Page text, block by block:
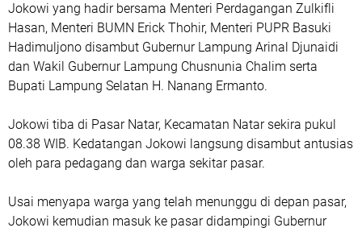
Jokowi yang hadir bersama Menteri Perdagangan Zulkifli
Hasan, Menteri BUMN Erick Thohir, Menteri PUPR Basuki
Hadimuljono disambut Gubernur Lampung Arinal Djunaidi
dan Wakil Gubernur Lampung Chusnunia Chalim serta
Bupati Lampung Selatan H. Nanang Ermanto.
Jokowi tiba di Pasar Natar, Kecamatan Natar sekira pukul
08.38 WIB. Kedatangan Jokowi langsung disambut antusias
oleh para pedagang dan warga sekitar pasar.
Usai menyapa warga yang telah menunggu di depan pasar,
Jokowi kemudian masuk ke pasar didampingi Gubernur